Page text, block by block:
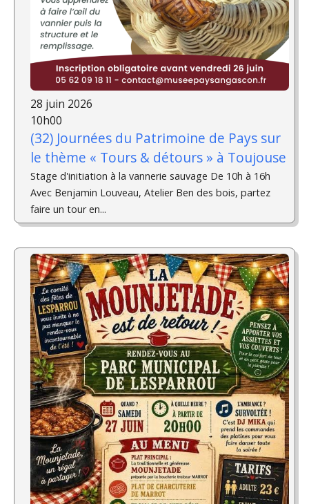
28 juin 2026
10h00
(32) Journées du Patrimoine de Pays sur
le thème « Tours & détours » à Toujouse
Stage d'initiation à la vannerie sauvage De 10h à 16h
Avec Benjamin Louveau, Atelier Ben des bois, partez
faire un tour en...